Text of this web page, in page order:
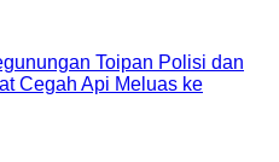
Toipan Polisi dan
Cegah Api Meluas ke